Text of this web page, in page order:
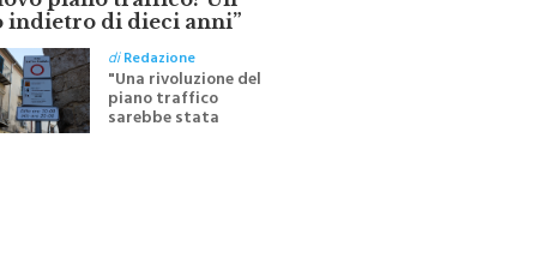
indietro di dieci anni”
diRedazione
"Una rivoluzione del
piano traffico
sarebbe stata
efficace se preceduta